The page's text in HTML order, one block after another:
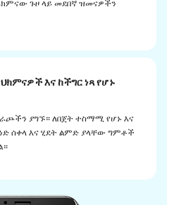
ጉዞ ላይ መደበኛ ዝመናዎችን
እና ከችግር ነጻ የሆኑ
ያግኙ። ለበጀት ተስማሚ የሆኑ እና
ሰቀላ እና ሂደት ልምድ ያላቸው ግምቶች